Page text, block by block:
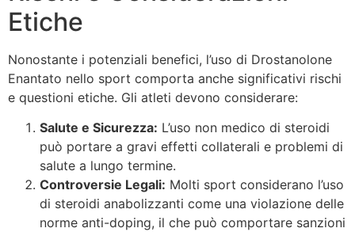
Etiche
Nonostante i potenziali benefici, l’uso di Drostanolone
Enantato nello sport comporta anche significativi rischi
e questioni etiche. Gli atleti devono considerare:
Salute e Sicurezza: L’uso non medico di steroidi
può portare a gravi effetti collaterali e problemi di
salute a lungo termine.
Controversie Legali: Molti sport considerano l’uso
di steroidi anabolizzanti come una violazione delle
norme anti-doping, il che può comportare sanzioni